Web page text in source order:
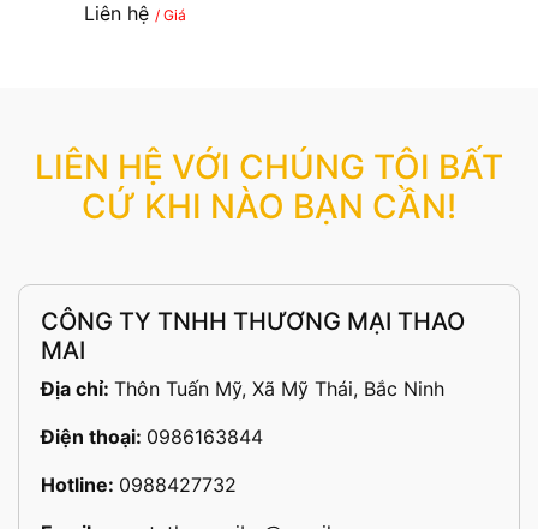
Liên hệ / Giá
LIÊN HỆ VỚI CHÚNG TÔI BẤT
CỨ KHI NÀO BẠN CẦN!
CÔNG TY TNHH THƯƠNG MẠI THAO
MAI
Địa chỉ: Thôn Tuấn Mỹ, Xã Mỹ Thái, Bắc Ninh
Điện thoại: 0986163844
Hotline: 0988427732